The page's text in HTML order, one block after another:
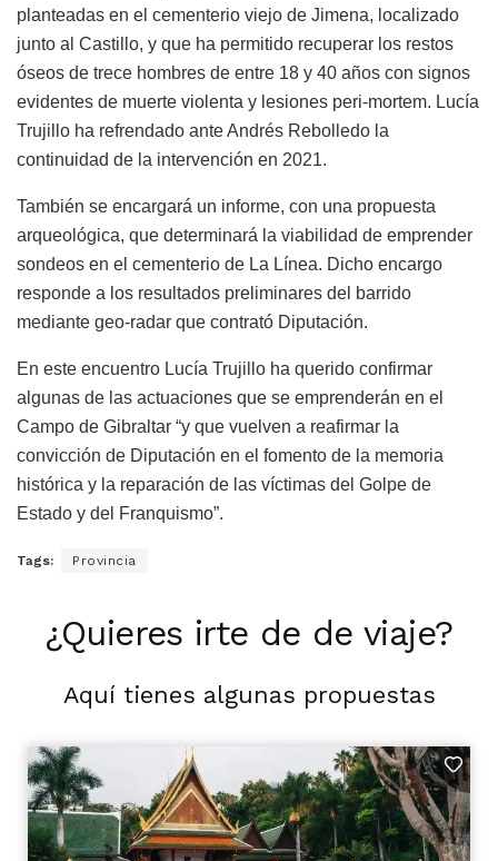
planteadas en el cementerio viejo de Jimena, localizado
junto al Castillo, y que ha permitido recuperar los restos
óseos de trece hombres de entre 18 y 40 años con signos
evidentes de muerte violenta y lesiones peri-mortem. Lucía
Trujillo ha refrendado ante Andrés Rebolledo la
continuidad de la intervención en 2021.
También se encargará un informe, con una propuesta
arqueológica, que determinará la viabilidad de emprender
sondeos en el cementerio de La Línea. Dicho encargo
responde a los resultados preliminares del barrido
mediante geo-radar que contrató Diputación.
En este encuentro Lucía Trujillo ha querido confirmar
algunas de las actuaciones que se emprenderán en el
Campo de Gibraltar “y que vuelven a reafirmar la
convicción de Diputación en el fomento de la memoria
histórica y la reparación de las víctimas del Golpe de
Estado y del Franquismo”.
Tags: Provincia
¿Quieres irte de de viaje?
Aquí tienes algunas propuestas